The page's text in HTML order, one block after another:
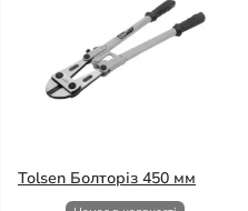
Tolsen Болторіз 450 мм